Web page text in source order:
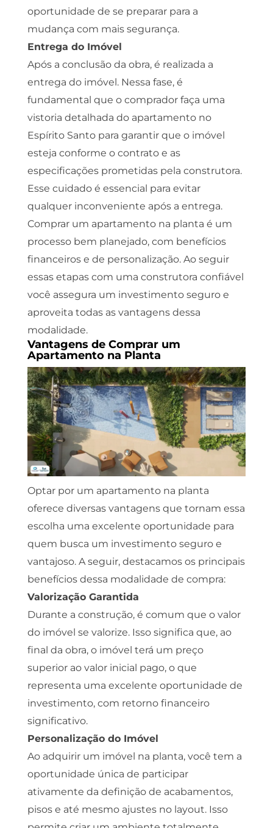
oportunidade de se preparar para a
mudança com mais segurança.
Entrega do Imóvel
Após a conclusão da obra, é realizada a
entrega do imóvel. Nessa fase, é
fundamental que o comprador faça uma
vistoria detalhada do apartamento no
Espírito Santo para garantir que o imóvel
esteja conforme o contrato e as
especificações prometidas pela construtora.
Esse cuidado é essencial para evitar
qualquer inconveniente após a entrega.
Comprar um apartamento na planta é um
processo bem planejado, com benefícios
financeiros e de personalização. Ao seguir
essas etapas com uma construtora confiável
você assegura um investimento seguro e
aproveita todas as vantagens dessa
modalidade.
Vantagens de Comprar um
Apartamento na Planta
Optar por um apartamento na planta
oferece diversas vantagens que tornam essa
escolha uma excelente oportunidade para
quem busca um investimento seguro e
vantajoso. A seguir, destacamos os principais
benefícios dessa modalidade de compra:
Valorização Garantida
Durante a construção, é comum que o valor
do imóvel se valorize. Isso significa que, ao
final da obra, o imóvel terá um preço
superior ao valor inicial pago, o que
representa uma excelente oportunidade de
investimento, com retorno financeiro
significativo.
Personalização do Imóvel
Ao adquirir um imóvel na planta, você tem a
oportunidade única de participar
ativamente da definição de acabamentos,
pisos e até mesmo ajustes no layout. Isso